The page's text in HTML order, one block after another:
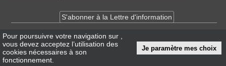
S'abonner à la Lettre d'information
InfosCNIL/RGPD
Conditions Générales d'Utilisation
Pour poursuivre votre navigation sur
vous devez acceptez l’utilisation des
cookies nécessaires à son
fonctionnement.
Je paramètre mes choix